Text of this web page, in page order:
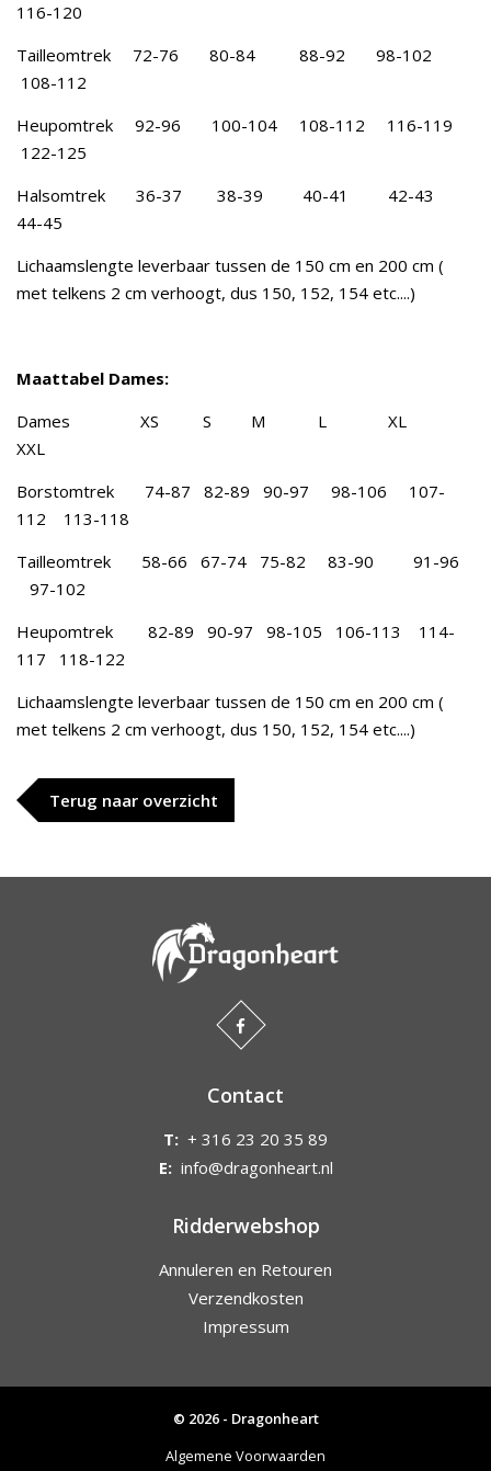
116-120
Tailleomtrek 72-76 80-84 88-92 98-102
108-112
Heupomtrek 92-96 100-104 108-112 116-119
122-125
Halsomtrek 36-37 38-39 40-41 42-43
44-45
Lichaamslengte leverbaar tussen de 150 cm en 200 cm (
met telkens 2 cm verhoogt, dus 150, 152, 154 etc....)
Maattabel Dames:
Dames XS S M L XL
XXL
Borstomtrek 74-87 82-89 90-97 98-106 107-
112 113-118
Tailleomtrek 58-66 67-74 75-82 83-90 91-96
97-102
Heupomtrek 82-89 90-97 98-105 106-113 114-
117 118-122
Lichaamslengte leverbaar tussen de 150 cm en 200 cm (
met telkens 2 cm verhoogt, dus 150, 152, 154 etc....)
Terug naar overzicht
Contact
T: + 316 23 20 35 89
E: info@dragonheart.nl
Ridderwebshop
Annuleren en Retouren
Verzendkosten
Impressum
© 2026 - Dragonheart
Algemene Voorwaarden